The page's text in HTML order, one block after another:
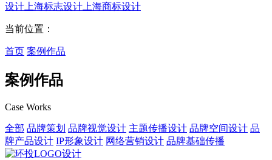
设计 上海标志设计 上海商标设计
当前位置：
首页 案例作品
案例作品
Case Works
全部 品牌策划 品牌视觉设计 主题传播设计 品牌空间设计 品
牌产品设计 IP形象设计 网络营销设计 品牌基础传播